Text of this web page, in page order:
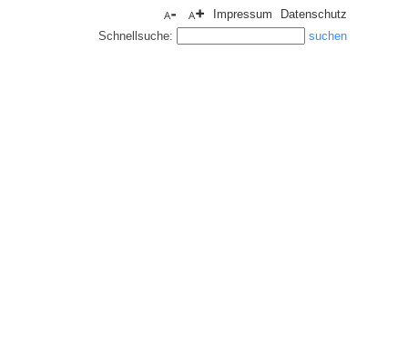
Impressum
Datenschutz
Schnellsuche: